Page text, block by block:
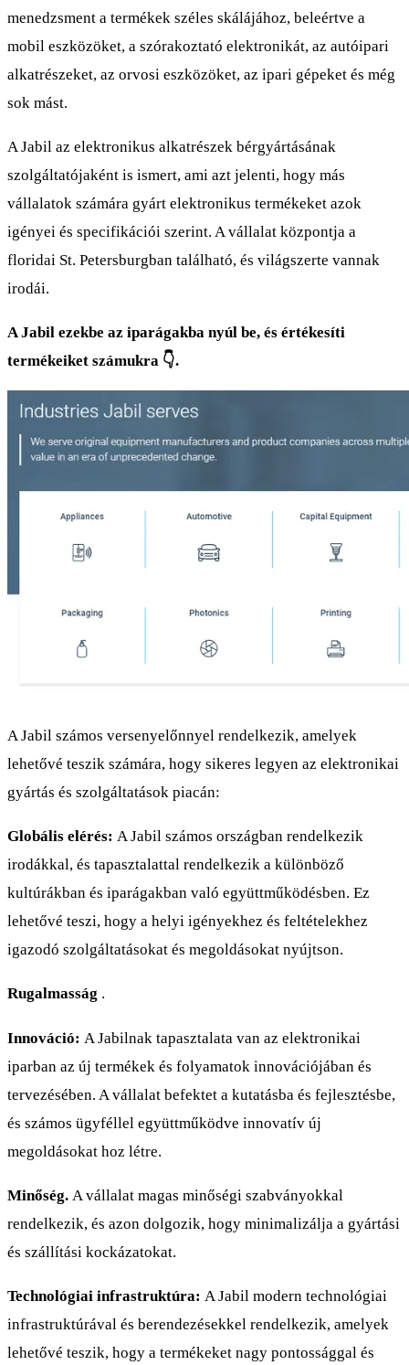
menedzsment a termékek széles skálájához, beleértve a
mobil eszközöket, a szórakoztató elektronikát, az autóipari
alkatrészeket, az orvosi eszközöket, az ipari gépeket és még
sok mást.
A Jabil az elektronikus alkatrészek bérgyártásának
szolgáltatójaként is ismert, ami azt jelenti, hogy más
vállalatok számára gyárt elektronikus termékeket azok
igényei és specifikációi szerint. A vállalat központja a
floridai St. Petersburgban található, és világszerte vannak
irodái.
A Jabil ezekbe az iparágakba nyúl be, és értékesíti
termékeiket számukra 👇.
A Jabil számos versenyelőnnyel rendelkezik, amelyek
lehetővé teszik számára, hogy sikeres legyen az elektronikai
gyártás és szolgáltatások piacán:
Globális elérés: A Jabil számos országban rendelkezik
irodákkal, és tapasztalattal rendelkezik a különböző
kultúrákban és iparágakban való együttműködésben. Ez
lehetővé teszi, hogy a helyi igényekhez és feltételekhez
igazodó szolgáltatásokat és megoldásokat nyújtson.
Rugalmasság .
Innováció: A Jabilnak tapasztalata van az elektronikai
iparban az új termékek és folyamatok innovációjában és
tervezésében. A vállalat befektet a kutatásba és fejlesztésbe,
és számos ügyféllel együttműködve innovatív új
megoldásokat hoz létre.
Minőség. A vállalat magas minőségi szabványokkal
rendelkezik, és azon dolgozik, hogy minimalizálja a gyártási
és szállítási kockázatokat.
Technológiai infrastruktúra: A Jabil modern technológiai
infrastruktúrával és berendezésekkel rendelkezik, amelyek
lehetővé teszik, hogy a termékeket nagy pontossággal és